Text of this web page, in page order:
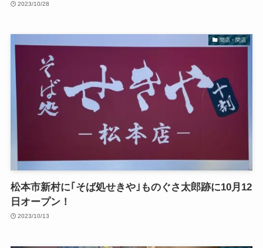
2023/10/28
開店・閉店
松本市新村に｢そば処せきや｣ものぐさ太郎跡に10月12
日オープン！
2023/10/13